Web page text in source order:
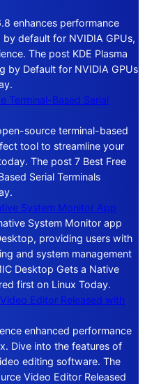
enhances performance
default for NVIDIA GPUs,
The post KDE Plasma
by Default for NVIDIA GPUs
Terminal-Based Serial
source terminal-based
tool to streamline your
The post 7 Best Free
Serial Terminals
System Monitor App
System Monitor app
providing users with
and system management
Desktop Gets a Native
first on Linux Today.
Editor Released with
enhanced performance
Dive into the features of
editing software. The
Video Editor Released